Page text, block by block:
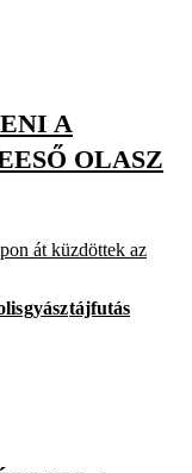
A
OLASZ
át küzdöttek az
gyásztájfutás